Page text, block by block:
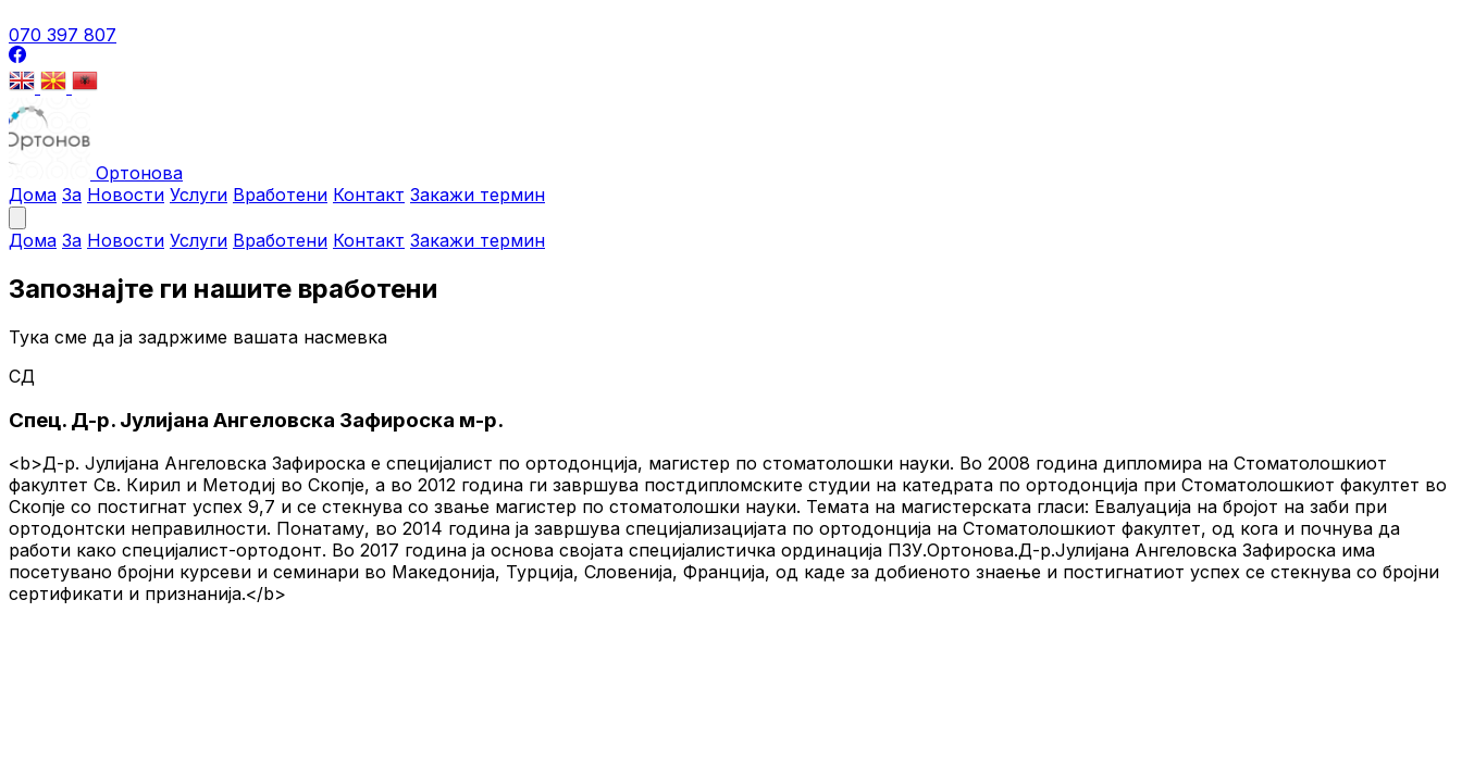
070 397 807
Ортонова
Дома За Новости Услуги Вработени Контакт Закажи термин
Дома За Новости Услуги Вработени Контакт Закажи термин
Запознајте ги нашите вработени
Тука сме да ја задржиме вашата насмевка
СД
Спец. Д-р. Јулијана Ангеловска Зафироска м-р.
<b>Д-р. Јулијана Ангеловска Зафироска е специјалист по ортодонција, магистер по стоматолошки науки. Во 2008 година дипломира на Стоматолошкиот
факултет Св. Кирил и Методиј во Скопје, a во 2012 година ги завршува постдипломските студии на катедрата по ортодонција при Стоматолошкиот факултет во
Скопје со постигнат успех 9,7 и се стекнува со звање магистер по стоматолошки науки. Темата на магистерската гласи: Евалуација на бројот на заби при
ортодонтски неправилности. Понатаму, во 2014 година ја завршува специјализацијата по ортодонција на Стоматолошкиот факултет, од кога и почнува да
работи како специјалист-ортодонт. Во 2017 година ја основа својата специјалистичка ординација ПЗУ.Ортонова.Д-р.Јулијана Ангеловска Зафироска има
посетувано бројни курсеви и семинари во Македонија, Турција, Словенија, Франција, од каде за добиеното знаење и постигнатиот успех се стекнува со бројни
сертификати и признанија.</b>